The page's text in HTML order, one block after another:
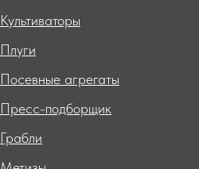
Культиваторы
Плуги
Посевные агрегаты
Пресс-подборщик
Грабли